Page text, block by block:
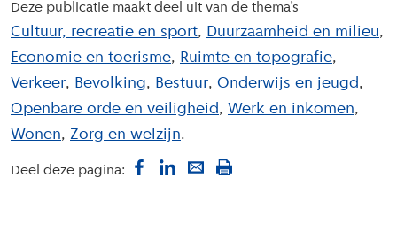
Deze publicatie maakt deel uit van de thema’s
Cultuur, recreatie en sport Duurzaamheid en milieu
Economie en toerisme Ruimte en topografie
Verkeer Bevolking Bestuur Onderwijs en jeugd
Openbare orde en veiligheid Werk en inkomen
Wonen
Zorg en welzijn
Deel deze pagina: